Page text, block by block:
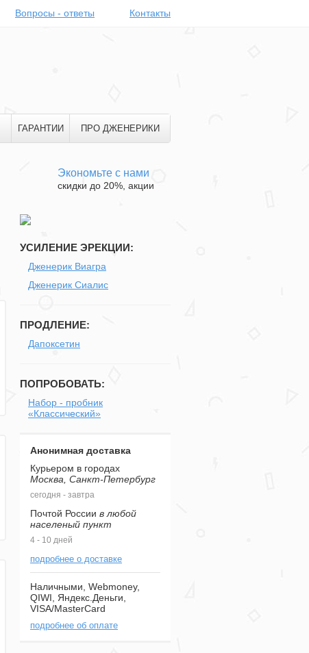
Вопросы - ответы Контакты
ГАРАНТИИ ПРО ДЖЕНЕРИКИ
Экономьте с нами
скидки до 20%, акции
УСИЛЕНИЕ ЭРЕКЦИИ:
Дженерик Виагра
Дженерик Сиалис
ПРОДЛЕНИЕ:
Дапоксетин
ПОПРОБОВАТЬ:
Набор - пробник
«Классический»
Анонимная доставка
Курьером в городах
Москва, Санкт-Петербург
сегодня - завтра
Почтой России в любой
населеный пункт
4 - 10 дней
подробнее о доставке
Наличными, Webmoney,
QIWI, Яндекс.Деньги,
VISA/MasterCard
подробнее об оплате